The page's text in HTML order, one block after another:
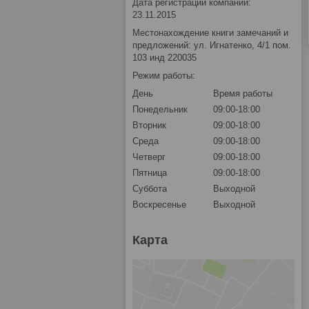
Дата регистрации компании:
23.11.2015
Местонахождение книги замечаний и
предложений: ул. Игнатенко, 4/1 пом.
103 инд 220035
Режим работы:
День
Время работы
Понедельник
09:00-18:00
Вторник
09:00-18:00
Среда
09:00-18:00
Четверг
09:00-18:00
Пятница
09:00-18:00
Суббота
Выходной
Воскресенье
Выходной
Карта